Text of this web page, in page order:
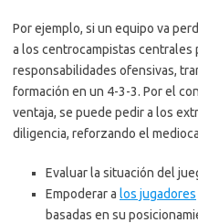
Por ejemplo, si un equipo va
a los centrocampistas centrales
responsabilidades ofensivas,
formación en un 4-3-3. Por el
ventaja, se puede pedir a los
diligencia, reforzando el
Evaluar la situación del
Empoderar a los jugadores
basadas en su